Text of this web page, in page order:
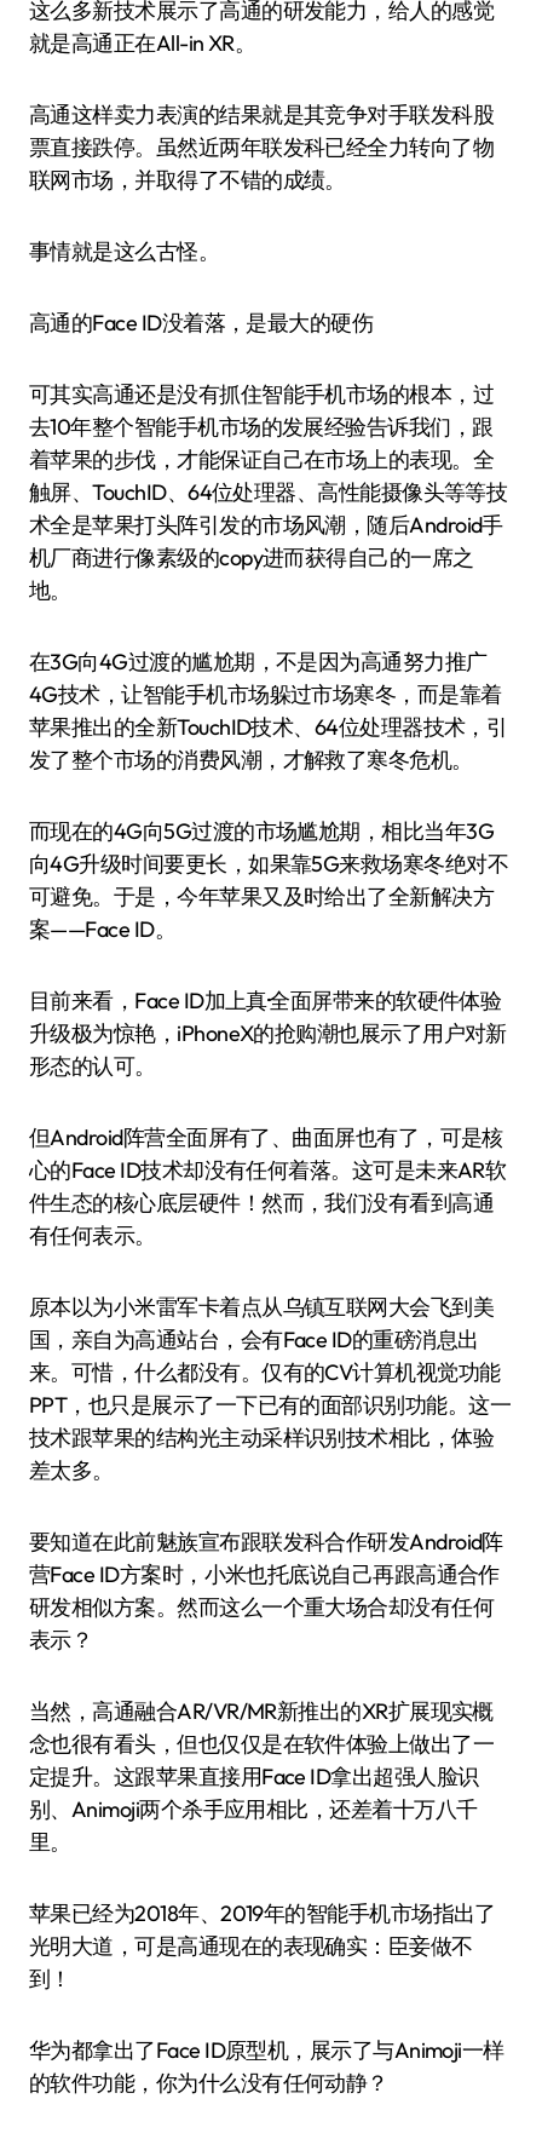
这么多新技术展示了高通的研发能力，给人的感觉
就是高通正在All-in XR。
高通这样卖力表演的结果就是其竞争对手联发科股
票直接跌停。虽然近两年联发科已经全力转向了物
联网市场，并取得了不错的成绩。
事情就是这么古怪。
高通的Face ID没着落，是最大的硬伤
可其实高通还是没有抓住智能手机市场的根本，过
去10年整个智能手机市场的发展经验告诉我们，跟
着苹果的步伐，才能保证自己在市场上的表现。全
触屏、TouchID、64位处理器、高性能摄像头等等技
术全是苹果打头阵引发的市场风潮，随后Android手
机厂商进行像素级的copy进而获得自己的一席之
地。
在3G向4G过渡的尴尬期，不是因为高通努力推广
4G技术，让智能手机市场躲过市场寒冬，而是靠着
苹果推出的全新TouchID技术、64位处理器技术，引
发了整个市场的消费风潮，才解救了寒冬危机。
而现在的4G向5G过渡的市场尴尬期，相比当年3G
向4G升级时间要更长，如果靠5G来救场寒冬绝对不
可避免。于是，今年苹果又及时给出了全新解决方
案——Face ID。
目前来看，Face ID加上真·全面屏带来的软硬件体验
升级极为惊艳，iPhoneX的抢购潮也展示了用户对新
形态的认可。
但Android阵营全面屏有了、曲面屏也有了，可是核
心的Face ID技术却没有任何着落。这可是未来AR软
件生态的核心底层硬件！然而，我们没有看到高通
有任何表示。
原本以为小米雷军卡着点从乌镇互联网大会飞到美
国，亲自为高通站台，会有Face ID的重磅消息出
来。可惜，什么都没有。仅有的CV计算机视觉功能
PPT，也只是展示了一下已有的面部识别功能。这一
技术跟苹果的结构光主动采样识别技术相比，体验
差太多。
要知道在此前魅族宣布跟联发科合作研发Android阵
营Face ID方案时，小米也托底说自己再跟高通合作
研发相似方案。然而这么一个重大场合却没有任何
表示？
当然，高通融合AR/VR/MR新推出的XR扩展现实概
念也很有看头，但也仅仅是在软件体验上做出了一
定提升。这跟苹果直接用Face ID拿出超强人脸识
别、Animoji两个杀手应用相比，还差着十万八千
里。
苹果已经为2018年、2019年的智能手机市场指出了
光明大道，可是高通现在的表现确实：臣妾做不
到！
华为都拿出了Face ID原型机，展示了与Animoji一样
的软件功能，你为什么没有任何动静？